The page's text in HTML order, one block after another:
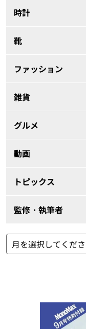
時計
靴
ファッション
雑貨
グルメ
動画
トピックス
監修・執筆者